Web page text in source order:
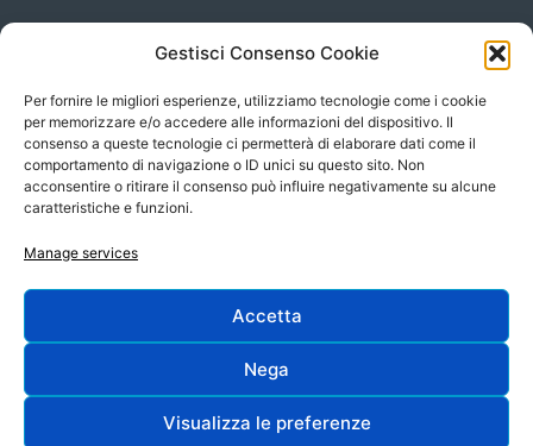
Gestisci Consenso Cookie
Per fornire le migliori esperienze, utilizziamo tecnologie come i cookie
per memorizzare e/o accedere alle informazioni del dispositivo. Il
consenso a queste tecnologie ci permetterà di elaborare dati come il
comportamento di navigazione o ID unici su questo sito. Non
acconsentire o ritirare il consenso può influire negativamente su alcune
caratteristiche e funzioni.
Manage services
Accetta
Nega
Visualizza le preferenze
Piazza san Giovanni, 6
P.Iva 00566630323
info@televita.it
Progetto e sviluppo: